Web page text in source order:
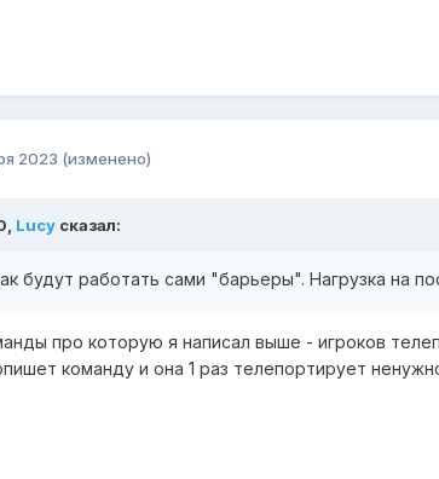
2023 (изменено)
Lucy сказал:
будут работать сами "барьеры". Нагрузка на
про которую я написал выше - игроков
команду и она 1 раз телепортирует